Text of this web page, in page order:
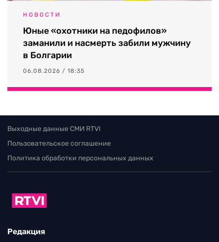
НОВОСТИ
Юные «охотники на педофилов»
заманили и насмерть забили мужчину
в Болгарии
06.08.2026 / 18:35
Выходные данные СМИ RTVI
Пользовательское соглашение
Политика обработки персональных данных
Редакция